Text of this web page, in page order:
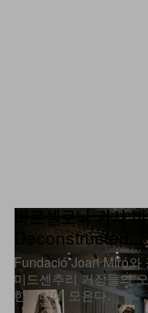
미술
Deconstructed’
Fundació Joan Miró
미드센추리 거장들의
한자리에 모은다.
Jul 11, 2026